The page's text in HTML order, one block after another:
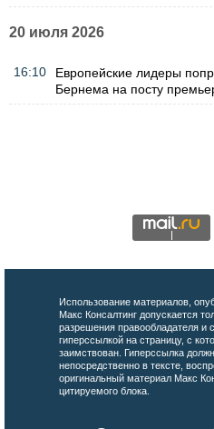
20 июля 2026
16:10
Европейские лидеры
Бернема на посту
Использование материалов,
Макс Консалтинг допускается
разрешения правообладателя и
гиперссылкой на страницу, с
заимствован. Гиперссылка
непосредственно в тексте,
оригинальный материал Макс
цитируемого блока.